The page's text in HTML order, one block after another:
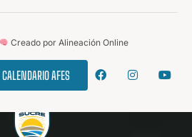
Creado por Alineación Online
CALENDARIO AFES